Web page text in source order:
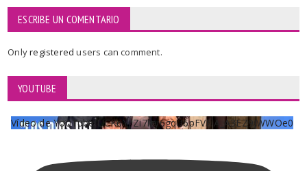
ESCRIBE UN COMENTARIO
Onlyregisteredusers can comment.
YOUTUBE
Vídeo de YouTube UCKqYjiZi7lzy6gqU6pFVFiA_A3EZ9JWWOe0